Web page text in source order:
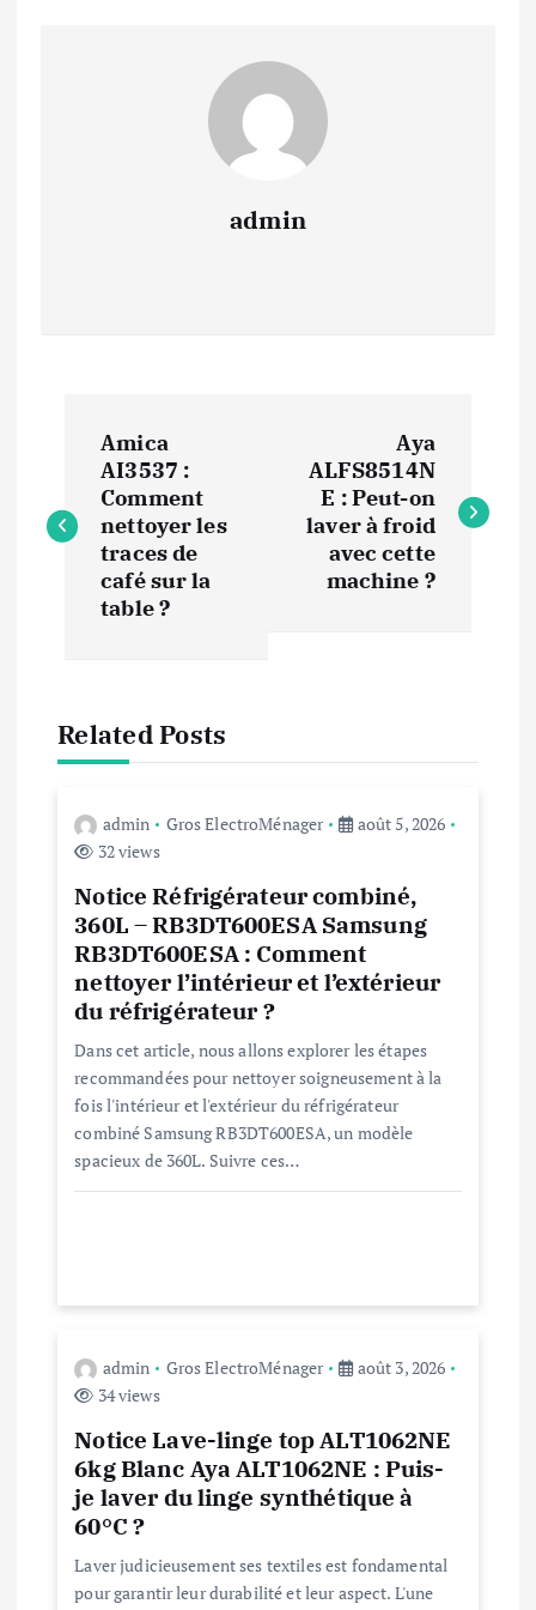
admin
v
a
t
r
Amica
AI3537 :
Comment
nettoyer les
traces de
café sur la
table ?
Aya
ALFS8514N
E : Peut-on
laver à froid
avec cette
machine ?
Related Posts
admin Gros ElectroMénager
août 5, 2026
32 views
Notice Réfrigérateur combiné,
360L – RB3DT600ESA Samsung
RB3DT600ESA : Comment
nettoyer l’intérieur et l’extérieur
du réfrigérateur ?
Dans cet article, nous allons explorer les étapes
recommandées pour nettoyer soigneusement à la
fois l'intérieur et l'extérieur du réfrigérateur
combiné Samsung RB3DT600ESA, un modèle
spacieux de 360L. Suivre ces…
admin Gros ElectroMénager
août 3, 2026
34 views
Notice Lave-linge top ALT1062NE
6kg Blanc Aya ALT1062NE : Puis-
je laver du linge synthétique à
60°C ?
Laver judicieusement ses textiles est fondamental
pour garantir leur durabilité et leur aspect. L'une